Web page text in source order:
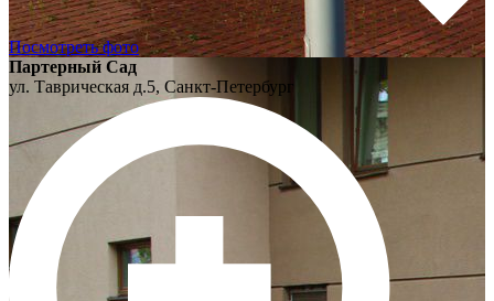
Посмотреть фото
Партерный Сад
ул. Таврическая д.5, Санкт-Петербург